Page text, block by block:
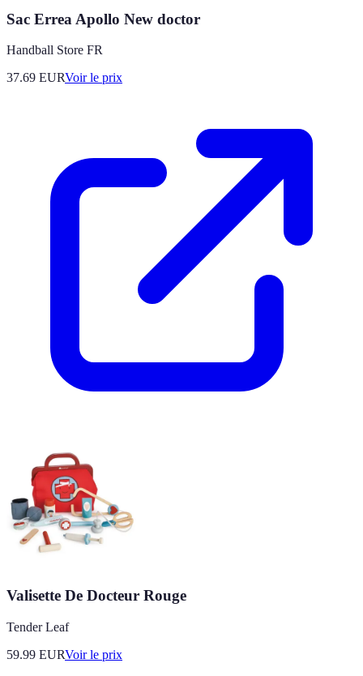
Sac Errea Apollo New doctor
Handball Store FR
37.69 EURVoir le prix
Valisette De Docteur Rouge
Tender Leaf
59.99 EURVoir le prix